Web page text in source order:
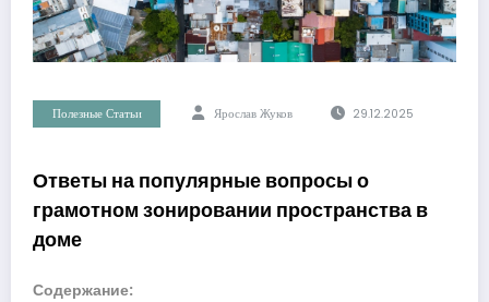
Полезные Статьи Ярослав Жуков 29.12.2025
Ответы на популярные вопросы о
грамотном зонировании пространства в
доме
Содержание: